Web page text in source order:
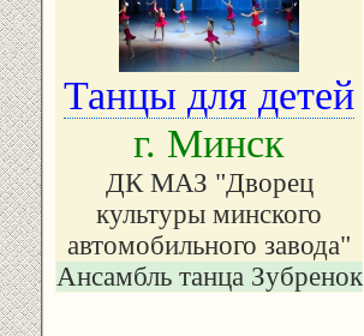
Танцы для детей
г. Минск
ДК МАЗ "Дворец
культуры минского
автомобильного завода"
Ансамбль танца Зубренок